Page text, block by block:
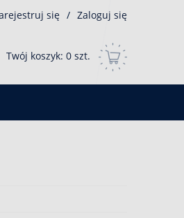
się / Zaloguj się
Twój koszyk: 0 szt.